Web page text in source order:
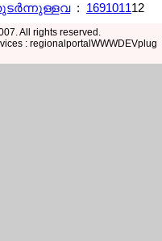
: 169101112
All rights reserved.
: regionalportalWWWDEVplug